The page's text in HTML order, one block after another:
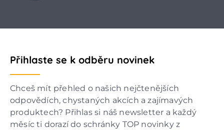
Přihlaste se k odběru novinek
Chceš mít přehled o našich nejčtenějších
odpovědích, chystaných akcích a zajímavých
produktech? Přihlas si náš newsletter a každý
měsíc ti dorazí do schránky TOP novinky z